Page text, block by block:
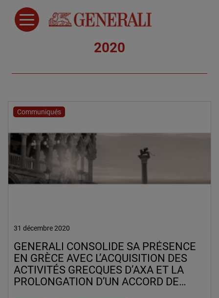
2020
Communiqués
31 décembre 2020
GENERALI CONSOLIDE SA PRÉSENCE
EN GRÈCE AVEC L’ACQUISITION DES
ACTIVITÉS GRECQUES D’AXA ET LA
PROLONGATION D’UN ACCORD DE